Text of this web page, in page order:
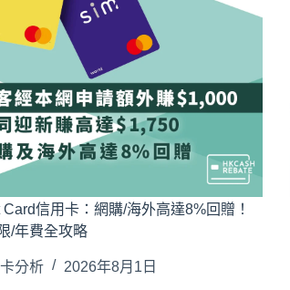
信用卡：網購/海外高達8%回贈！
/年費全攻略
分析 2026年8月1日